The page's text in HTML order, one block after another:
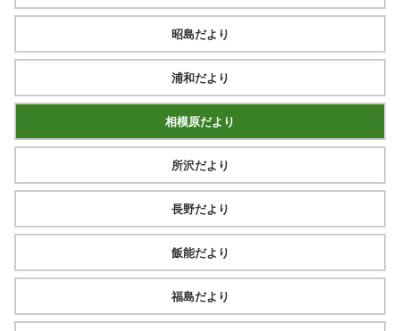
昭島だより
浦和だより
相模原だより
所沢だより
長野だより
飯能だより
福島だより